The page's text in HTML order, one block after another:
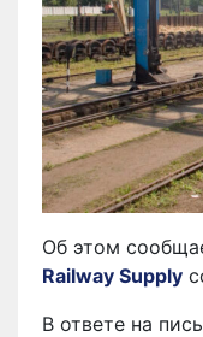
Об этом
Railway Supply
В ответе на